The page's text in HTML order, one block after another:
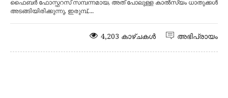
ഫൈബർ ഫോസ്ഫറസ് സമ്പന്നമായ, അത് പോലുള്ള കാൽസ്യം ധാതുക്കൾ
അടങ്ങിയിരിക്കുന്നു, ഇരുമ്പ്,...
അഭിപ്രായം
4,203 കാഴ്ചകൾ